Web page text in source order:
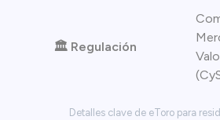
Detalles clave de eToro para
🏛️ Regulación